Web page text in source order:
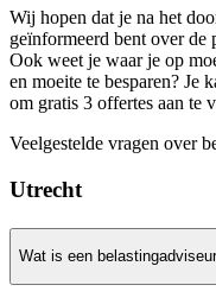
Wij hopen dat je na het
geïnformeerd bent over de
Ook weet je waar je op
en moeite te besparen? Je
om gratis 3 offertes aan te
Veelgestelde vragen over
Utrecht
Wat is een